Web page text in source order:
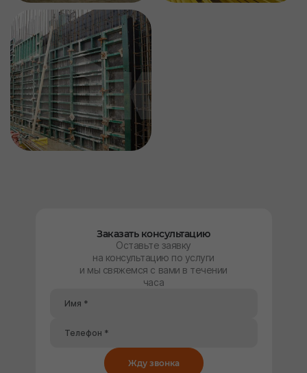
Заказать консультацию
Оставьте заявку
на консультацию по услуги
и мы свяжемся с вами в течении
часа
Жду звонка